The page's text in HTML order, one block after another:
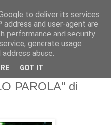
PAROLA" di
to deliver its services
address and user-agent are
performance and security
generate usage
abuse.
GOT IT